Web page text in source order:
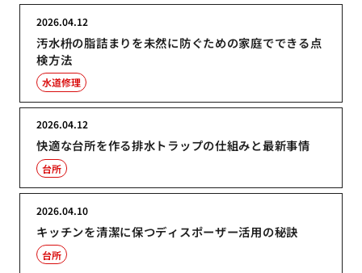
汚水枡の脂詰まりを未然に防ぐための家庭でできる点
検方法
2026.04.12
水道修理
快適な台所を作る排水トラップの仕組みと最新事情
2026.04.12
台所
キッチンを清潔に保つディスポーザー活用の秘訣
2026.04.10
台所